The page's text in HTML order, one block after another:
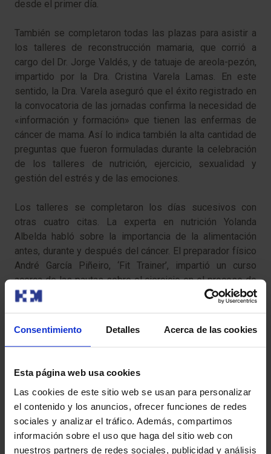
Consentimiento Detalles Acerca de las cookies
Esta página web usa cookies
Las cookies de este sitio web se usan para personalizar
el contenido y los anuncios, ofrecer funciones de redes
sociales y analizar el tráfico. Además, compartimos
información sobre el uso que haga del sitio web con
nuestros partners de redes sociales, publicidad y análisis
desde el primer día.
También se completaron todas las plazas para asistir a
los talleres de reconstrucción mamaria, que corrió a
cargo del Dr. Jorge Valdés, y de tatuaje de areola-pezón,
impartido por la Dra. Cristina Varela Lamas. En este
sentido, la Dra. Varela aseguró que el éxito registrado en
la convocatoria de las jornadas confirma la necesidad de
«información y formación» que tienen las enfermas de
cáncer de mama. Así lo indica también la alta cantidad de
preguntas que fueron formuladas durante la celebración
de los talleres de nutrición, ejercicio, sexualidad y
gestión del estrés y de las emociones.
Los talleres se completaron los días sucesivos con
otras cuatro citas. La experta en nutrición Yolanda
Albelda habló sobre la importancia de la alimentación
antes, durante y después del cáncer. El preparador físico
André García Piñeiro, ‘Fit Trainer’, impartió un curso
acerca de las pautas sobre el ejercicio en el proceso de
rehabilitación después de sufrir cáncer de mama. La
cáncer y sexualidad. Por último, el psicólogo Marcos
NP SESIÓN SOBRE AVANCES EN CIRUGÍA ONCOLÓGICA
PONE COLOFÓN AL MES CONCIENCIACIÓN CÁNCER
MAMA.doc